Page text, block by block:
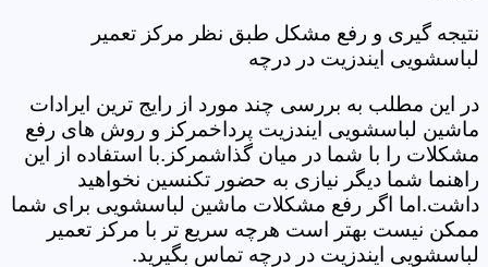
نتیجه گیری و رفع مشکل طبق نظر مرکز تعمیر
لباسشویی ایندزیت در درچه
در این مطلب به بررسی چند مورد از رایج ترین ایرادات
ماشین لباسشویی ایندزیت پرداخمرکز و روش های رفع
مشکلات را با شما در میان گذاشمرکز.با استفاده از این
راهنما شما دیگر نیازی به حضور تکنسین نخواهید
داشت.اما اگر رفع مشکلات ماشین لباسشویی برای شما
ممکن نیست بهتر است هرچه سریع تر با مرکز تعمیر
لباسشویی ایندزیت در درچه تماس بگیرید.